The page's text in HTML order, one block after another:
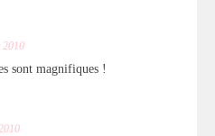
2010
sont magnifiques !